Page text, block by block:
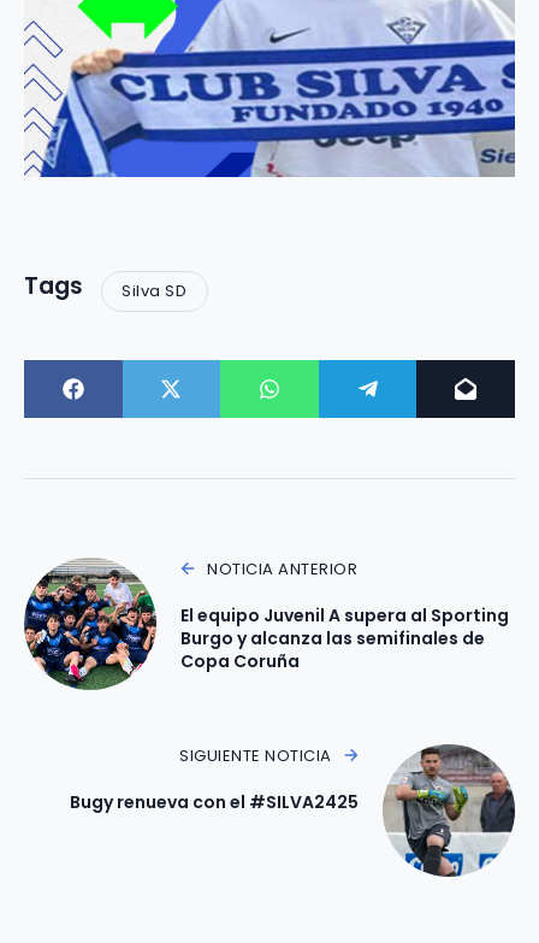
Tags Silva SD
NOTICIA ANTERIOR
El equipo Juvenil A supera al Sporting
Burgo y alcanza las semifinales de
Copa Coruña
SIGUIENTE NOTICIA
Bugy renueva con el #SILVA2425